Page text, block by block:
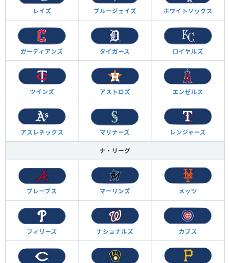
レイズ ブルージェイズ ホワイトソックス
ガーディアンズ タイガース ロイヤルズ
ツインズ アストロズ エンゼルス
アスレチックス マリナーズ レンジャーズ
ナ・リーグ
ブレーブス マーリンズ メッツ
フィリーズ ナショナルズ カブス